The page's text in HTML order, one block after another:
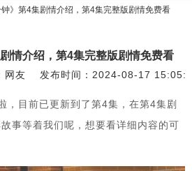
》第4集剧情介绍，第4集完整版剧情免费看
情介绍，第4集完整版剧情免费看
网友 发布时间：2024-08-17
，目前已更新到了第4集，在第4集剧
事等着我们呢，想要看详细内容的可